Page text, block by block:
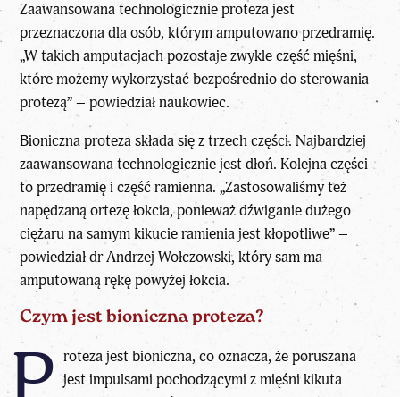
Zaawansowana technologicznie proteza jest
przeznaczona dla osób, którym amputowano przedramię.
„W takich amputacjach pozostaje zwykle część mięśni,
które możemy wykorzystać bezpośrednio do sterowania
protezą” – powiedział naukowiec.
Bioniczna proteza składa się z trzech części. Najbardziej
zaawansowana technologicznie jest dłoń. Kolejna części
to przedramię i część ramienna. „Zastosowaliśmy też
napędzaną ortezę łokcia, ponieważ dźwiganie dużego
ciężaru na samym kikucie ramienia jest kłopotliwe” –
powiedział dr Andrzej Wołczowski, który sam ma
amputowaną rękę powyżej łokcia.
Czym jest bioniczna proteza?
roteza jest bioniczna, co oznacza, że poruszana
jest impulsami pochodzącymi z mięśni kikuta